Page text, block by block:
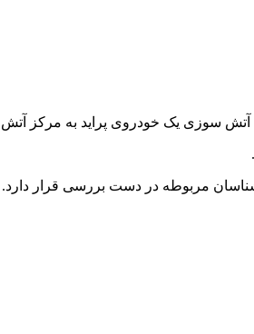
آتش سوزی یک خودروی پراید به مرکز